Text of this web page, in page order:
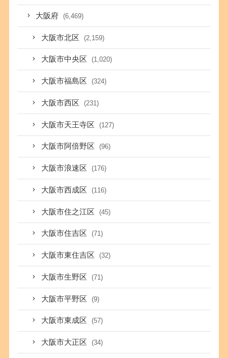
大阪府 (6,469)
大阪市北区 (2,159)
大阪市中央区 (1,020)
大阪市福島区 (324)
大阪市西区 (231)
大阪市天王寺区 (127)
大阪市阿倍野区 (96)
大阪市浪速区 (176)
大阪市西成区 (116)
大阪市住之江区 (45)
大阪市住吉区 (71)
大阪市東住吉区 (32)
大阪市生野区 (71)
大阪市平野区 (9)
大阪市東成区 (57)
大阪市大正区 (34)